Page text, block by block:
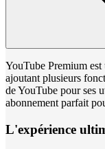
YouTube Premium
ajoutant plusieurs
de YouTube pour ses
abonnement parfait
L'expérience